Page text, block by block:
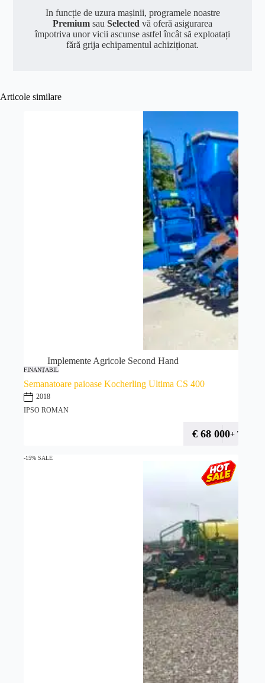
In funcție de uzura mașinii, programele noastre
Premium sau Selected vă oferă asigurarea
împotriva unor vicii ascunse astfel încât să exploatați
fără grija echipamentul achiziționat.
Articole similare
Implemente Agricole Second Hand
FINANȚABIL
Semanatoare paioase Kocherling Ultima CS 400
2018
IPSO ROMAN
€ 68 000+ TVA
-15% SALE